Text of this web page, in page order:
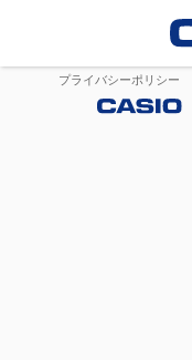
プライバシーポリシー